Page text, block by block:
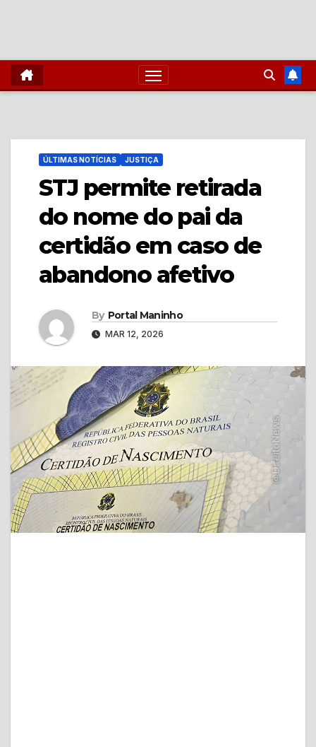
ÚLTIMAS NOTÍCIAS JUSTIÇA
STJ permite retirada
do nome do pai da
certidão em caso de
abandono afetivo
By Portal Maninho
MAR 12, 2026